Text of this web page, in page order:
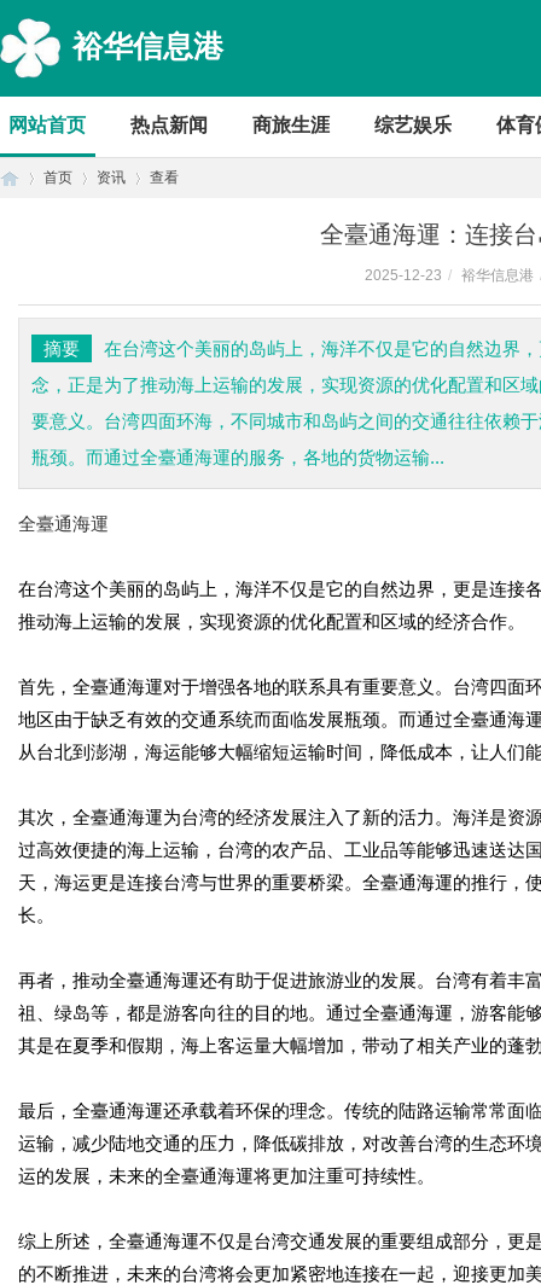
裕华信息港
网站首页 热点新闻 商旅生涯 综艺娱乐 体育
首页 资讯 查看
全臺通海運：连接
2025-12-23 / 裕华信息港
摘要
在台湾这个美丽的岛屿上，海洋不仅是它的自然边界
念，正是为了推动海上运输的发展，实现资源的优化配置和区
要意义。台湾四面环海，不同城市和岛屿之间的交通往往依赖
瓶颈。而通过全臺通海運的服务，各地的货物运输...
全臺通海運
在台湾这个美丽的岛屿上，海洋不仅是它的自然边界，更是连接
推动海上运输的发展，实现资源的优化配置和区域的经济合作。
首先，全臺通海運对于增强各地的联系具有重要意义。台湾四面
地区由于缺乏有效的交通系统而面临发展瓶颈。而通过全臺通海
从台北到澎湖，海运能够大幅缩短运输时间，降低成本，让人们
其次，全臺通海運为台湾的经济发展注入了新的活力。海洋是资
过高效便捷的海上运输，台湾的农产品、工业品等能够迅速送达
天，海运更是连接台湾与世界的重要桥梁。全臺通海運的推行
长。
再者，推动全臺通海運还有助于促进旅游业的发展。台湾有着丰
祖、绿岛等，都是游客向往的目的地。通过全臺通海運，游客能
其是在夏季和假期，海上客运量大幅增加，带动了相关产业的蓬
最后，全臺通海運还承载着环保的理念。传统的陆路运输常常面
运输，减少陆地交通的压力，降低碳排放，对改善台湾的生态环
运的发展，未来的全臺通海運将更加注重可持续性。
综上所述，全臺通海運不仅是台湾交通发展的重要组成部分，更
的不断推进，未来的台湾将会更加紧密地连接在一起，迎接更加